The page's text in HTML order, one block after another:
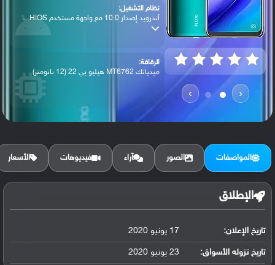
‹
›
نظام التشغيل:
أندرويد إصدار 10.0 مع واجهة مستخدم HIOS ...
الرقاقة:
ميدياتك MT6762 هيليو بي 22 (12 نانومتر)
الرام / التخزين:
البطارية:
ليثيوم بوليمر سعة 6000 مللي أمبير, غير ق...
المواصفات الصور آراء فيديوهات الأسعار
الإطلاق
تاريخ الإعلان: 17 يونيو 2020
تاريخ نزوله الأسواق: 23 يونيو 2020